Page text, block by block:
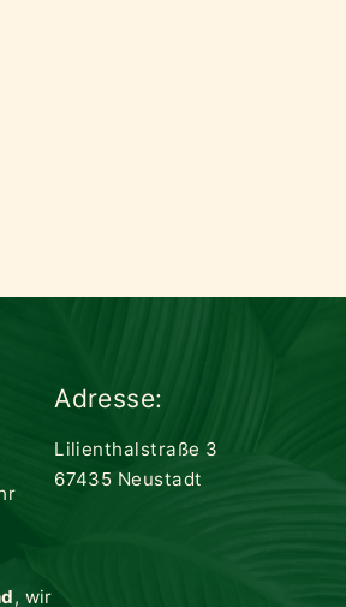
, wir
Adresse:
Lilienthalstraße 3
67435 Neustadt